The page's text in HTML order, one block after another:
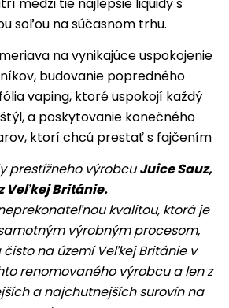
soľou na súčasnom trhu.
na vynikajúce uspokojenie
budovanie popredného
vaping, ktoré uspokojí každý
a poskytovanie konečného
ktorí chcú prestať s fajčením
prestížneho výrobcuJuice Sauz,
Veľkej Británie.
kvalitou, ktorá je
výrobným procesom,
na území Veľkej Británie v
renomovaného výrobcu a len z
a najchutnejších surovín na